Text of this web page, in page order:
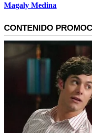
Magaly Medina